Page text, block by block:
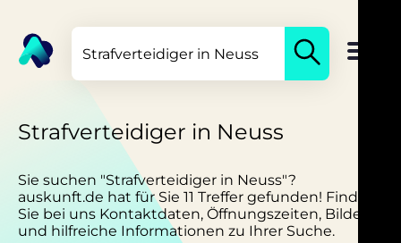
Strafverteidiger in Neuss
Sie suchen "Strafverteidiger in Neuss"?
auskunft.de hat für Sie 11 Treffer gefunden! Finden
Sie bei uns Kontaktdaten, Öffnungszeiten, Bilder
und hilfreiche Informationen zu Ihrer Suche.